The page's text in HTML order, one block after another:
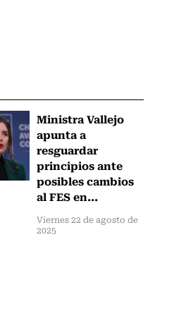
Ministra Vallejo
apunta a
resguardar
principios ante
posibles cambios
al FES en...
Viernes 22 de agosto de
2025